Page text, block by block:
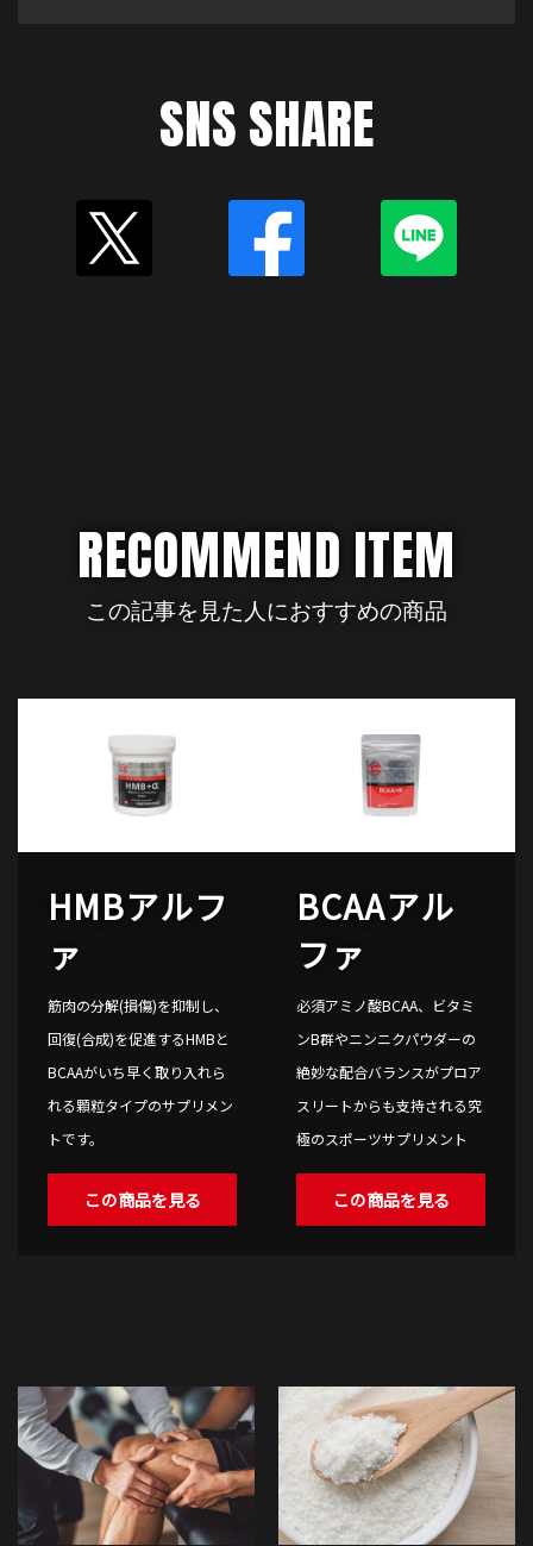
SNS SHARE
RECOMMEND ITEM
この記事を見た人におすすめの商品
HMBアルフ
ァ
筋肉の分解(損傷)を抑制し、
回復(合成)を促進するHMBと
BCAAがいち早く取り入れら
れる顆粒タイプのサプリメン
トです。
この商品を見る
BCAAアル
ファ
必須アミノ酸BCAA、ビタミ
ンB群やニンニクパウダーの
絶妙な配合バランスがプロア
スリートからも支持される究
極のスポーツサプリメント
この商品を見る